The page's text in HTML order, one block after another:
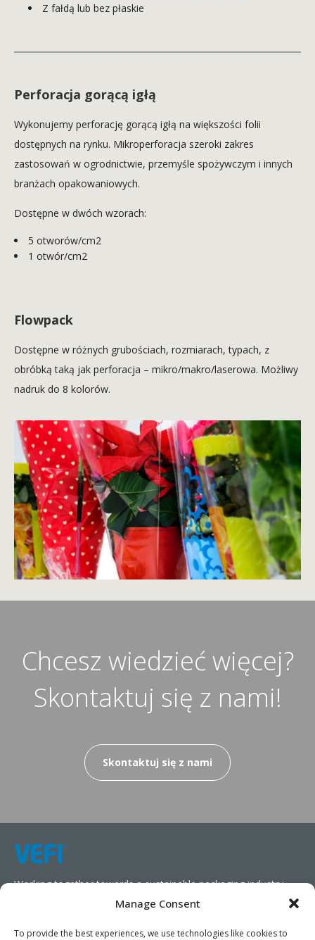
Manage Consent
To provide the best experiences, we use technologies like cookies to
Z fałdą lub bez płaskie
Perforacja gorącą igłą
Wykonujemy perforację gorącą igłą na większości folii
dostępnych na rynku. Mikroperforacja szeroki zakres
zastosowań w ogrodnictwie, przemyśle spożywczym i innych
branżach opakowaniowych.
Dostępne w dwóch wzorach:
5 otworów/cm2
1 otwór/cm2
Flowpack
Dostępne w różnych grubościach, rozmiarach, typach, z
obróbką taką jak perforacja – mikro/makro/laserowa. Możliwy
nadruk do 8 kolorów.
Chcesz wiedzieć więcej?
Skontaktuj się z nami!
Skontaktuj się z nami
Working together towards a sustainable packaging industry.
We aim to simplify our customers’ business operations,
promote sustainability, and increase profitability by providing